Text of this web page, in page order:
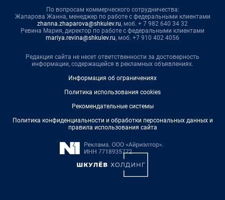
По вопросам коммерческого сотрудничества:
Жапарова Жанна, менеджер по работе с федеральными клиентами
zhanna.zhaparova@shkulev.ru, моб. + 7 982 640 34 32
Ревина Мария, директор по работе с федеральными клиентами
mariya.revina@shkulev.ru, моб. +7 910 402 4056
Редакция сайта не несет ответственности за достоверность
информации, содержащейся в рекламных объявлениях.
Информация об ограничениях
Политика использования cookies
Рекомендательные системы
Политика конфиденциальности и обработки персональных данных и
правила использования сайта